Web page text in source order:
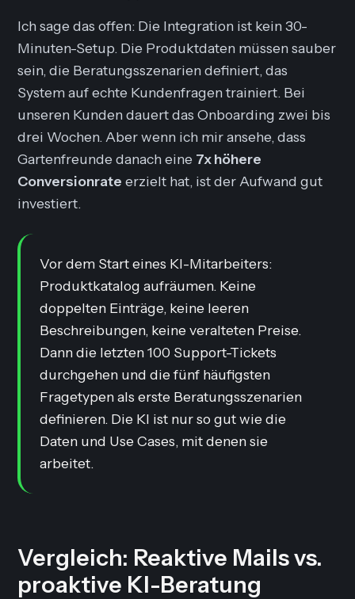
Ich sage das offen: Die Integration ist kein 30-
Minuten-Setup. Die Produktdaten müssen sauber
sein, die Beratungsszenarien definiert, das
System auf echte Kundenfragen trainiert. Bei
unseren Kunden dauert das Onboarding zwei bis
drei Wochen. Aber wenn ich mir ansehe, dass
Gartenfreunde danach eine 7x höhere
Conversionrate erzielt hat, ist der Aufwand gut
investiert.
Vor dem Start eines KI-Mitarbeiters:
Produktkatalog aufräumen. Keine
doppelten Einträge, keine leeren
Beschreibungen, keine veralteten Preise.
Dann die letzten 100 Support-Tickets
durchgehen und die fünf häufigsten
Fragetypen als erste Beratungsszenarien
definieren. Die KI ist nur so gut wie die
Daten und Use Cases, mit denen sie
arbeitet.
Vergleich: Reaktive Mails vs.
proaktive KI-Beratung